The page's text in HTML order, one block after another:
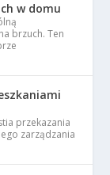
w domu
brzuch. Ten
przekazania
zarządzania